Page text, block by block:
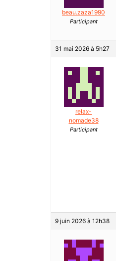
beau.zaza1990
Participant
31 mai 2026 à 5h27
relax-
nomade38
Participant
9 juin 2026 à 12h38